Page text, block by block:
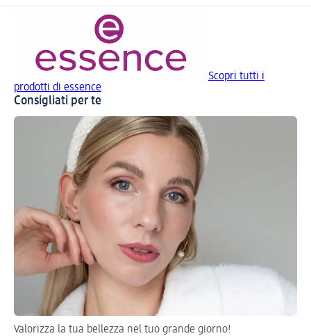
Scopri tutti i
prodotti di essence
Consigliati per te
Valorizza la tua bellezza nel tuo grande giorno!